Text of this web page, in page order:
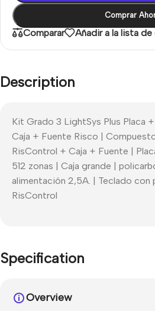
Comprar
Comparar Añadir a la lista
Description
Kit Grado 3 LightSys Plus Placa
Caja + Fuente Risco |
RisControl + Caja + Fuente |
512 zonas | Caja grande |
alimentación 2,5A. | Teclado con
RisControl
Specification
Overview